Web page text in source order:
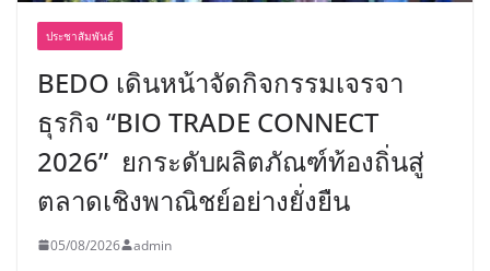
ประชาสัมพันธ์
BEDO เดินหน้าจัดกิจกรรมเจรจา
ธุรกิจ “BIO TRADE CONNECT
2026” ยกระดับผลิตภัณฑ์ท้องถิ่นสู่
ตลาดเชิงพาณิชย์อย่างยั่งยืน
05/08/2026 admin